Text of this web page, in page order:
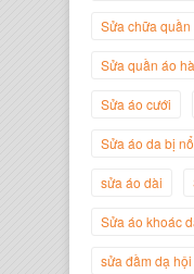
Giám
Sửa chữa quần
Sửa quần áo
Sửa áo cưới
Sửa áo da bị nổ
sửa áo dài
Sửa áo khoác
sửa đầm dạ hội